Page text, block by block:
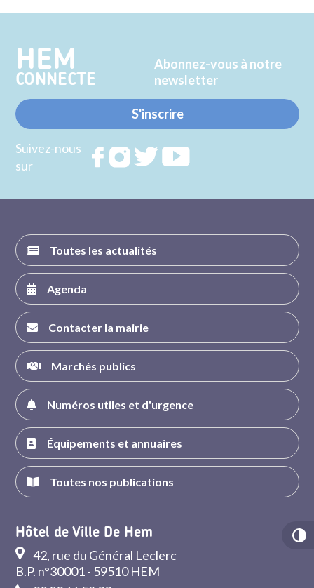
Twitter
Facebook
HEM
CONNECTE
Abonnez-vous à notre
newsletter
S'inscrire
Suivez-nous
sur
RejoignezRejoignezRejoignez
Toutes les actualités
Agenda
Contacter la mairie
Marchés publics
Numéros utiles et d'urgence
Équipements et annuaires
Toutes nos publications
Hôtel de Ville De Hem
42, rue du Général Leclerc
B.P. n°30001 - 59510 HEM